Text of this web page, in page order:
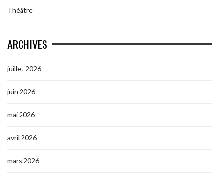
Théâtre
ARCHIVES
juillet 2026
juin 2026
mai 2026
avril 2026
mars 2026